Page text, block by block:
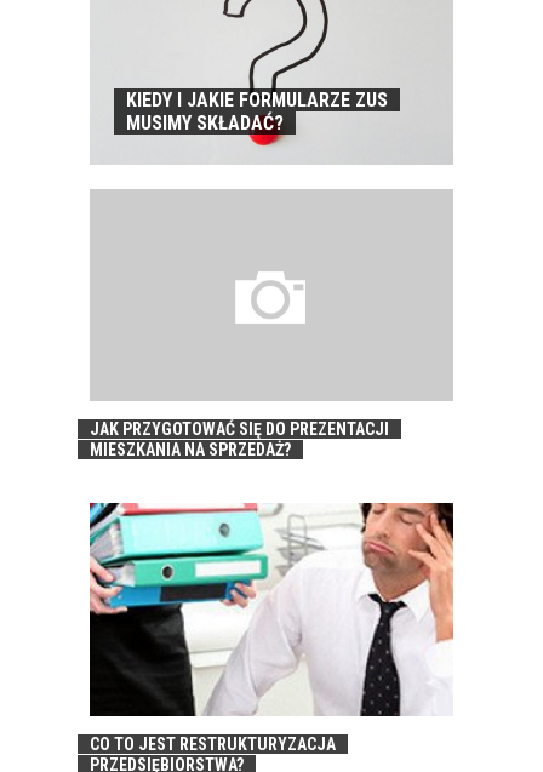
KIEDY I JAKIE FORMULARZE ZUS
MUSIMY SKŁADAĆ?
JAK PRZYGOTOWAĆ SIĘ DO PREZENTACJI
MIESZKANIA NA SPRZEDAŻ?
CO TO JEST RESTRUKTURYZACJA
PRZEDSIĘBIORSTWA?